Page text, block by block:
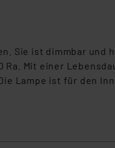
Sie ist dimmbar und
Mit einer
Lampe ist für den